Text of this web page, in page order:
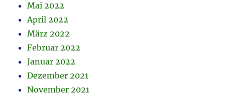
Mai 2022
April 2022
März 2022
Februar 2022
Januar 2022
Dezember 2021
November 2021